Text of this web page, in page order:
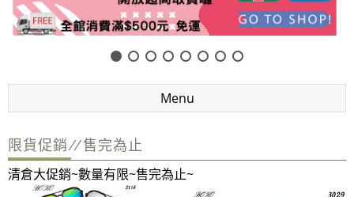
Menu
限貨促銷//售完為止
清倉大促銷~數量有限~售完為止~